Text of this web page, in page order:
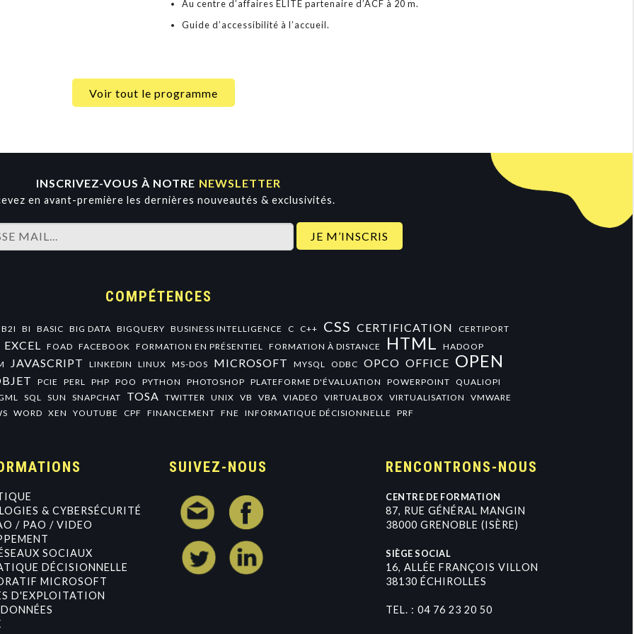
Au centre d’affaires ELITE partenaire d’ACF à 20 m.
Guide d’accessibilité à l’accueil.
Voir tout le programme
INSCRIVEZ-VOUS À NOTRE NEWSLETTER
en avant-première les dernières nouveautés & exclusivités.
COMPÉTENCES
B2I BI BASIC BIG DATA BIGQUERY BUSINESS INTELLIGENCE C C++ CSS CERTIFICATION CERTIPORT
EXCEL FOAD FACEBOOK FORMATION EN PRÉSENTIEL FORMATION À DISTANCE HTML
HADOOP
JAVASCRIPT LINKEDIN LINUX MS-DOS MICROSOFT MYSQL ODBC OPCO OFFICE OPEN
PCIE PERL PHP POO PYTHON PHOTOSHOP PLATEFORME D'ÉVALUATION POWERPOINT
QUALIOPI
SQL SUN SNAPCHAT TOSA TWITTER UNIX VB VBA VIADEO VIRTUALBOX VIRTUALISATION
VMWARE
WORD XEN YOUTUBE CPF FINANCEMENT FNE INFORMATIQUE DÉCISIONNELLE PRF
& CYBERSÉCURITÉ
/ PAO / VIDEO
SOCIAUX
DÉCISIONNELLE
MICROSOFT
D'EXPLOITATION
SUIVEZ-NOUS RENCONTRONS-NOUS
CENTRE DE FORMATION
87, RUE GÉNÉRAL MANGIN
38000 GRENOBLE (ISÈRE)
SIÈGE SOCIAL
16, ALLÉE FRANÇOIS VILLON
381 30 ÉCHI ROLLES
TEL. :04 76 23 20 50